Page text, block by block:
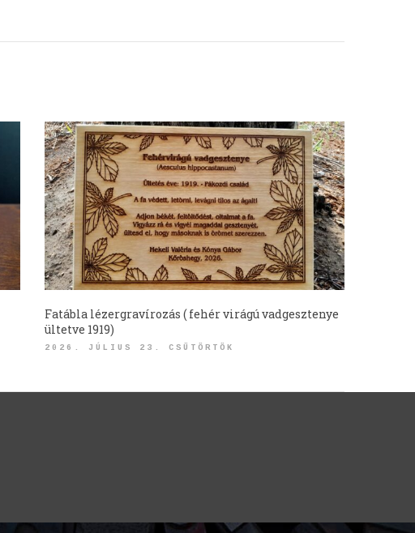
Fatábla lézergravírozás ( fehér virágú vadgesztenye
ültetve 1919)
2026. JÚLIUS 23. CSÜTÖRTÖK